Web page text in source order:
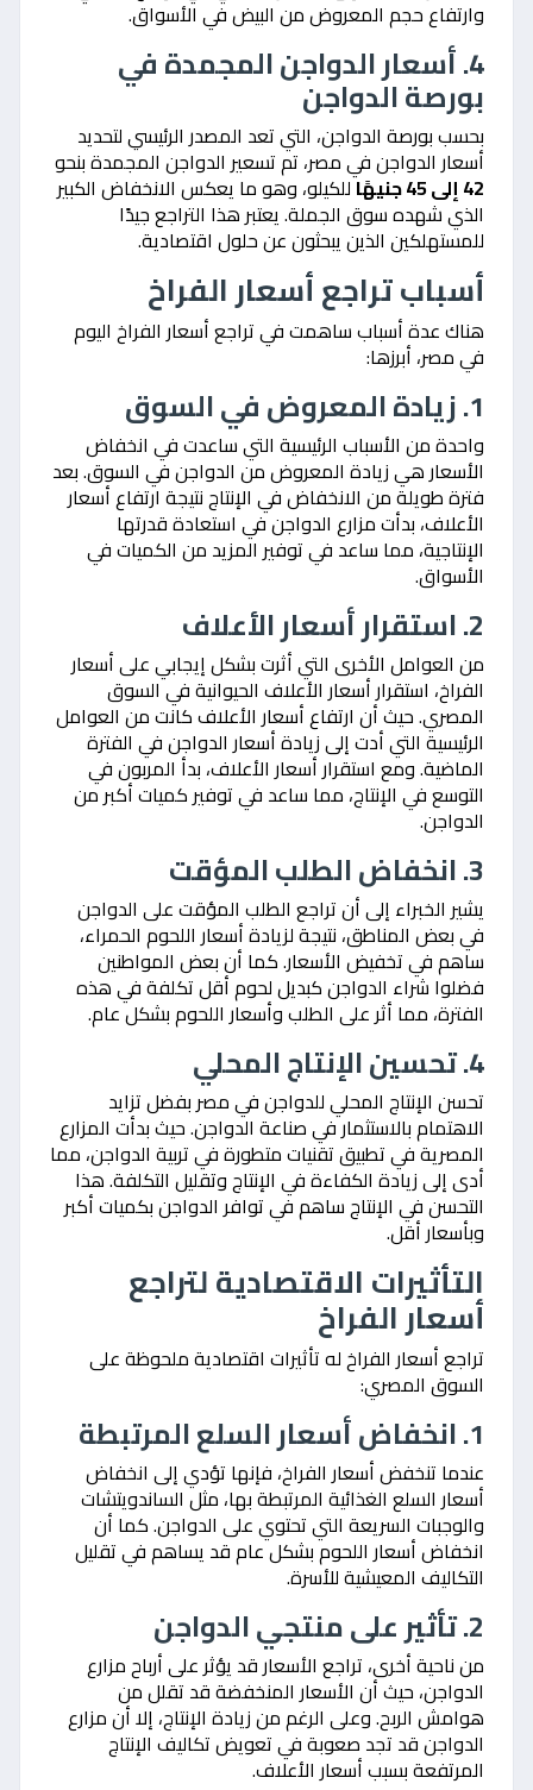
وارتفاع حجم المعروض من البيض في الأسواق.
4. أسعار الدواجن المجمدة في
بورصة الدواجن
بحسب بورصة الدواجن، التي تعد المصدر الرئيسي لتحديد
أسعار الدواجن في مصر، تم تسعير الدواجن المجمدة بنحو
42 إلى 45 جنيهًا للكيلو، وهو ما يعكس الانخفاض الكبير
الذي شهده سوق الجملة. يعتبر هذا التراجع جيدًا
للمستهلكين الذين يبحثون عن حلول اقتصادية.
أسباب تراجع أسعار الفراخ
هناك عدة أسباب ساهمت في تراجع أسعار الفراخ اليوم
في مصر، أبرزها:
1. زيادة المعروض في السوق
واحدة من الأسباب الرئيسية التي ساعدت في انخفاض
الأسعار هي زيادة المعروض من الدواجن في السوق. بعد
فترة طويلة من الانخفاض في الإنتاج نتيجة ارتفاع أسعار
الأعلاف، بدأت مزارع الدواجن في استعادة قدرتها
الإنتاجية، مما ساعد في توفير المزيد من الكميات في
الأسواق.
2. استقرار أسعار الأعلاف
من العوامل الأخرى التي أثرت بشكل إيجابي على أسعار
الفراخ، استقرار أسعار الأعلاف الحيوانية في السوق
المصري. حيث أن ارتفاع أسعار الأعلاف كانت من العوامل
الرئيسية التي أدت إلى زيادة أسعار الدواجن في الفترة
الماضية. ومع استقرار أسعار الأعلاف، بدأ المربون في
التوسع في الإنتاج، مما ساعد في توفير كميات أكبر من
الدواجن.
3. انخفاض الطلب المؤقت
يشير الخبراء إلى أن تراجع الطلب المؤقت على الدواجن
في بعض المناطق، نتيجة لزيادة أسعار اللحوم الحمراء،
ساهم في تخفيض الأسعار. كما أن بعض المواطنين
فضلوا شراء الدواجن كبديل لحوم أقل تكلفة في هذه
الفترة، مما أثر على الطلب وأسعار اللحوم بشكل عام.
4. تحسين الإنتاج المحلي
تحسن الإنتاج المحلي للدواجن في مصر بفضل تزايد
الاهتمام بالاستثمار في صناعة الدواجن. حيث بدأت المزارع
المصرية في تطبيق تقنيات متطورة في تربية الدواجن، مما
أدى إلى زيادة الكفاءة في الإنتاج وتقليل التكلفة. هذا
التحسن في الإنتاج ساهم في توافر الدواجن بكميات أكبر
وبأسعار أقل.
التأثيرات الاقتصادية لتراجع
أسعار الفراخ
تراجع أسعار الفراخ له تأثيرات اقتصادية ملحوظة على
السوق المصري:
1. انخفاض أسعار السلع المرتبطة
عندما تنخفض أسعار الفراخ، فإنها تؤدي إلى انخفاض
أسعار السلع الغذائية المرتبطة بها، مثل الساندويتشات
والوجبات السريعة التي تحتوي على الدواجن. كما أن
انخفاض أسعار اللحوم بشكل عام قد يساهم في تقليل
التكاليف المعيشية للأسرة.
2. تأثير على منتجي الدواجن
من ناحية أخرى، تراجع الأسعار قد يؤثر على أرباح مزارع
الدواجن، حيث أن الأسعار المنخفضة قد تقلل من
هوامش الربح. وعلى الرغم من زيادة الإنتاج، إلا أن مزارع
الدواجن قد تجد صعوبة في تعويض تكاليف الإنتاج
المرتفعة بسبب أسعار الأعلاف.